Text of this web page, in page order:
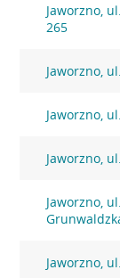
Jaworzno,
265
Jaworzno,
Jaworzno,
Jaworzno,
Jaworzno, ul.
Jaworzno,